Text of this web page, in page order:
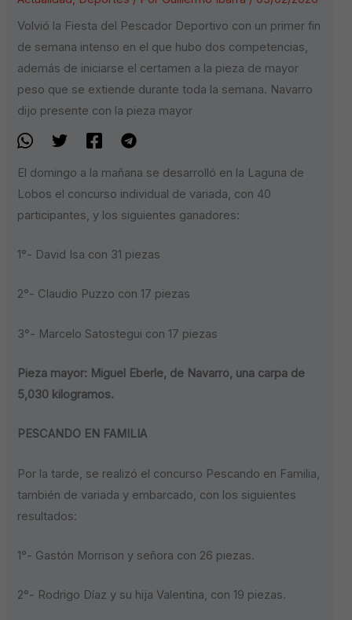
Volvió la Fiesta del Pescador Deportivo con un primer fin
de semana intenso en el que hubo dos competencias,
además de iniciarse el certamen a la pieza de mayor
peso que se extiende durante toda la semana. Navarro
dijo presente con la pieza mayor
El domingo a la mañana se desarrolló en la Laguna de
Lobos el concurso individual de variada, con 40
participantes, y los siguientes ganadores:
1°- David Isa con 31 piezas
2°- Claudio Puzzo con 17 piezas
3°- Marcelo Satostegui con 17 piezas
Pieza mayor: Miguel Eberle, de Navarro, una carpa de
5,030 kilogramos.
PESCANDO EN FAMILIA
Por la tarde, se realizó el concurso Pescando en Familia,
también de variada y embarcado, con los siguientes
resultados:
1°- Gastón Morrison y señora con 26 piezas.
2°- Rodrigo Díaz y su hija Valentina, con 19 piezas.